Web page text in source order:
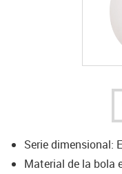
Serie dimensional:
Material de la bola